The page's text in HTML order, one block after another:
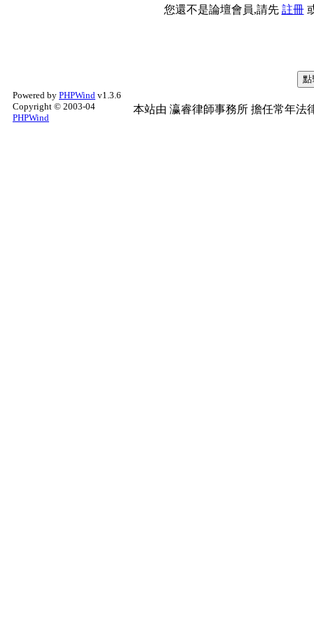
您還不是論壇會員,請先 註冊
Powered by PHPWind v1.3.6
Copyright © 2003-04
PHPWind
本站由 瀛睿律師事務所 擔任常年法